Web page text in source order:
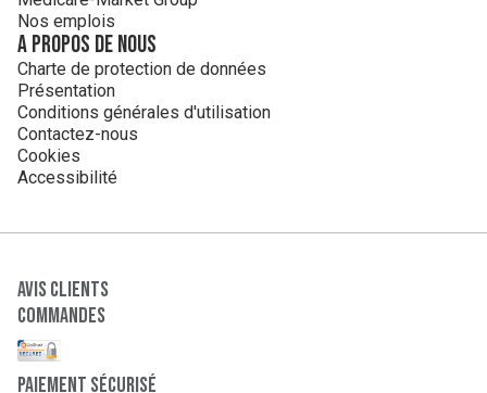
Nos emplois
A propos de nous
Charte de protection de données
Présentation
Conditions générales d'utilisation
Contactez-nous
Cookies
Accessibilité
Avis clients
Commandes
paiement sécurisé